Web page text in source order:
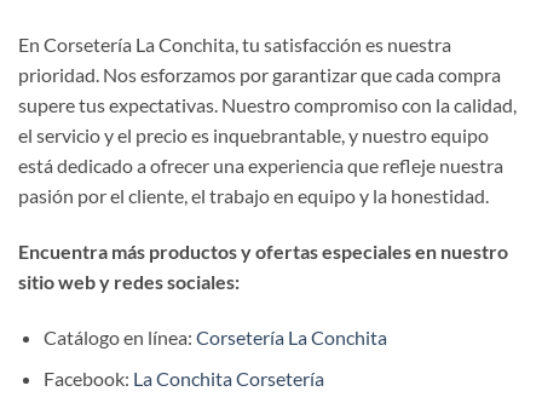
En Corsetería La Conchita, tu satisfacción es nuestra
prioridad. Nos esforzamos por garantizar que cada compra
supere tus expectativas. Nuestro compromiso con la calidad,
el servicio y el precio es inquebrantable, y nuestro equipo
está dedicado a ofrecer una experiencia que refleje nuestra
pasión por el cliente, el trabajo en equipo y la honestidad.
Encuentra más productos y ofertas especiales en nuestro
sitio web y redes sociales:
Catálogo en línea: Corsetería La Conchita
Facebook: La Conchita Corsetería